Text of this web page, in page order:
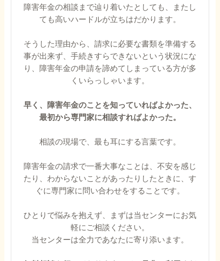
障害年金の相談まで辿り着いたとしても、またし
ても高いハードルが立ちはだかります。
そうした理由から、請求に必要な書類を準備する
事が出来ず、手続きすらできないという状況にな
り、障害年金の申請を諦めてしまっている方が多
くいらっしゃいます。
早く、障害年金のことを知っていればよかった、
最初から専門家に相談すればよかった。
相談の現場で、最も耳にする言葉です。
障害年金の請求で一番大事なことは、不安を感じ
たり、わからないことがあったりしたときに、す
ぐに専門家に問い合わせをすることです。
ひとりで悩みを抱えず、まずは当センターにお気
軽にご相談ください。
当センターは全力であなたに寄り添います。